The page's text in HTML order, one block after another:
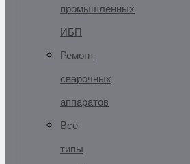
промышленных
ИБП
Ремонт
сварочных
аппаратов
Все
типы